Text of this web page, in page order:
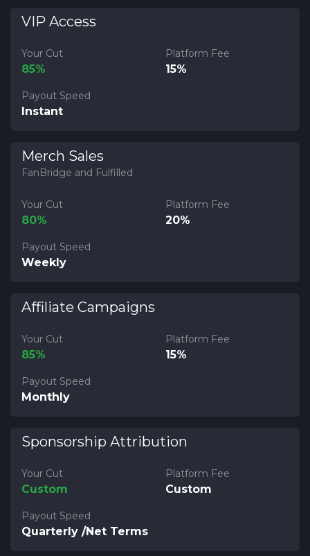
VIP Access
Your Cut
85%
Platform Fee
15%
Payout Speed
Instant
Merch Sales
FanBridge and Fulfilled
Your Cut
80%
Platform Fee
20%
Payout Speed
Weekly
Affiliate Campaigns
Your Cut
85%
Platform Fee
15%
Payout Speed
Monthly
Sponsorship Attribution
Your Cut
Custom
Platform Fee
Custom
Payout Speed
Quarterly /Net Terms